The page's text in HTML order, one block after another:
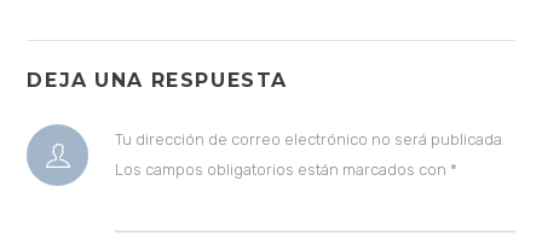
DEJA UNA RESPUESTA
Tu dirección de correo electrónico no será publicada.
Los campos obligatorios están marcados con *